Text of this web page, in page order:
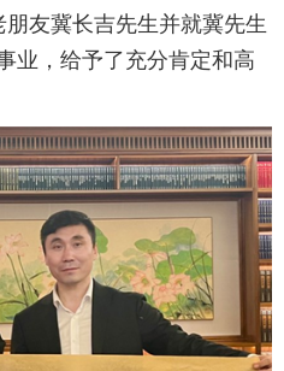
友冀长吉先生并就冀先生
业，给予了充分肯定和高